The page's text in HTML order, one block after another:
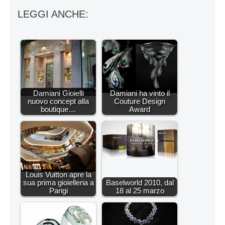
LEGGI ANCHE:
Damiani Gioielli
nuovo concept alla
boutique…
Damiani ha vinto il
Couture Design
Award
Louis Vuitton apre la
sua prima gioielleria a
Parigi
Baselworld 2010, dal
18 al 25 marzo